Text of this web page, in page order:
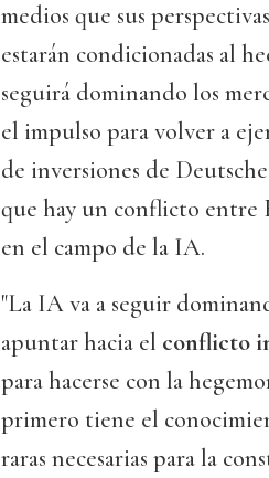
medios que sus
estarán condicionadas al
seguirá dominando los
el impulso para volver a
de inversiones de
que hay un conflicto entre
en el campo de la IA.
"La IA va a seguir
apuntar hacia el conflicto
para hacerse con la
primero tiene el
raras necesarias para la